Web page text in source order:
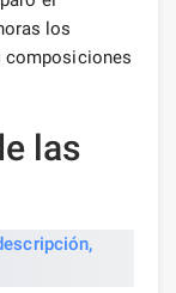
los
composiciones
las